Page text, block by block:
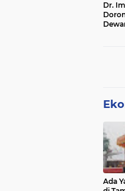
Dr.
Ada